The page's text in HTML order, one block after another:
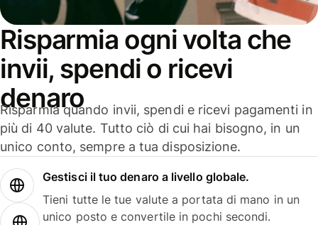
Risparmia ogni volta che
invii, spendi o ricevi
denaro
Risparmia quando invii, spendi e ricevi pagamenti in
più di 40 valute. Tutto ciò di cui hai bisogno, in un
unico conto, sempre a tua disposizione.
Gestisci il tuo denaro a livello globale.
Tieni tutte le tue valute a portata di mano in un
unico posto e convertile in pochi secondi.